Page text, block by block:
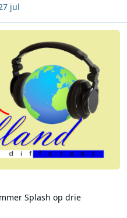
jul
met Summer Splash op
Splash op drie